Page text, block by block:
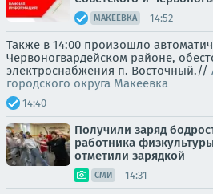
МАКЕЕВКА 14:52
Также в 14:00 произошло
Червоногвардейском районе,
электроснабжения п. Восточный.//
городского округа Макеевка
14:40
Получили заряд
работника
отметили зарядкой
СМИ 14:31